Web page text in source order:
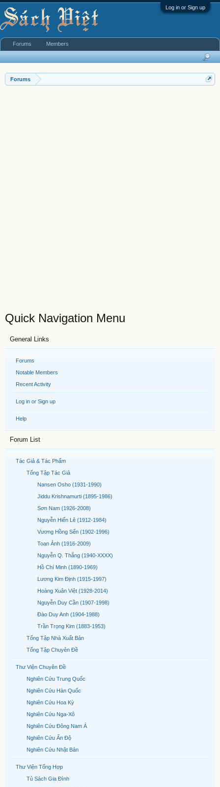
Log in or Sign up
Forums
Quick Navigation Menu
General Links
Forums
Notable Members
Recent Activity
Log in or Sign up
Help
Forum List
Tác Giả & Tác Phẩm
Tổng Tập Tác Giả
Nansen Osho (1931-1990)
Jiddu Krishnamurti (1895-1986)
Sơn Nam (1926-2008)
Nguyễn Hiến Lê (1912-1984)
Vương Hồng Sển (1902-1996)
Toan Ánh (1916-2009)
Nguyễn Q. Thắng (1940-XXXX)
Hồ Chí Minh (1890-1969)
Lương Kim Định (1915-1997)
Hoàng Xuân Việt (1928-2014)
Nguyễn Duy Cần (1907-1998)
Đào Duy Anh (1904-1988)
Trần Trọng Kim (1883-1953)
Tổng Tập Nhà Xuất Bản
Tổng Tập Chuyên Đề
Thư Viện Chuyên Đề
Nghiên Cứu Trung Quốc
Nghiên Cứu Hàn Quốc
Nghiên Cứu Hoa Kỳ
Nghiên Cứu Nga-Xô
Nghiên Cứu Đông Nam Á
Nghiên Cứu Ấn Độ
Nghiên Cứu Nhật Bản
Thư Viện Tổng Hợp
Tủ Sách Gia Đình
Forums Members